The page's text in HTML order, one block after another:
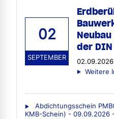
02
SEPTEMBER
der DIN
Weitere
Abdichtungsschein
KMB-Schein) - 09.09.2026